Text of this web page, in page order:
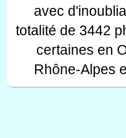
avec
totalité de 3442
certaines en
Rhône-Alpes